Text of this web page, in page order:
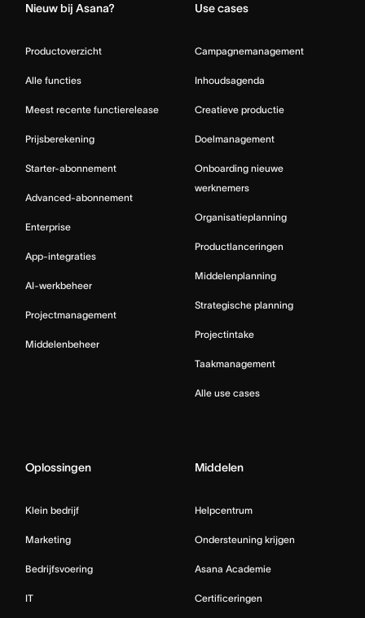
Nieuw bij Asana?
Productoverzicht
Alle functies
Meest recente functierelease
Prijsberekening
Starter-abonnement
Advanced-abonnement
Enterprise
App-integraties
AI-werkbeheer
Projectmanagement
Middelenbeheer
Use cases
Campagnemanagement
Inhoudsagenda
Creatieve productie
Doelmanagement
Onboarding nieuwe
werknemers
Organisatieplanning
Productlanceringen
Middelenplanning
Strategische planning
Projectintake
Taakmanagement
Alle use cases
Oplossingen
Klein bedrijf
Marketing
Bedrijfsvoering
IT
Middelen
Helpcentrum
Ondersteuning krijgen
Asana Academie
Certificeringen